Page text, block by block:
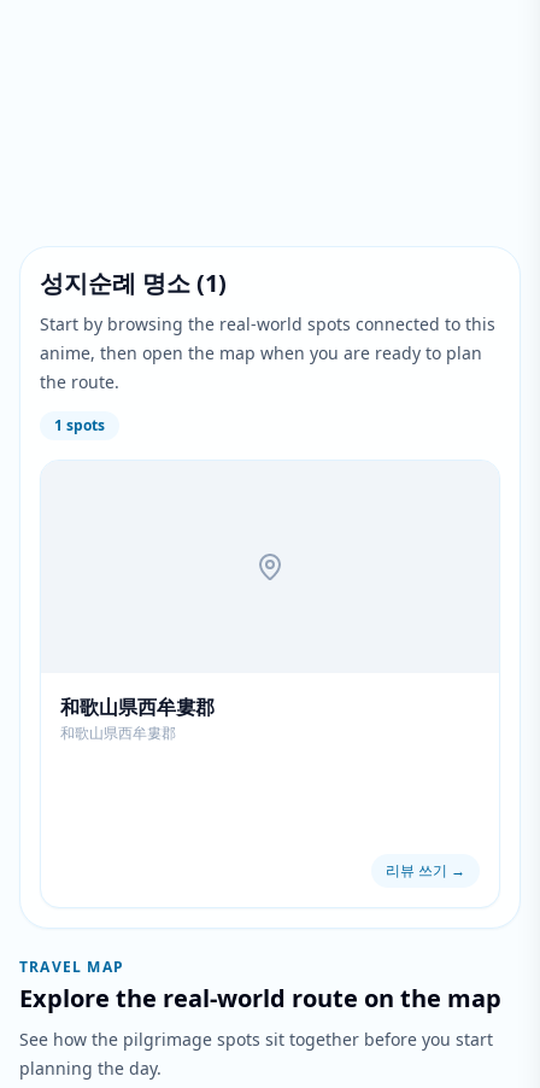
성지순례 명소(1)
Start by browsing the real-world spots connected to this
anime, then open the map when you are ready to plan
the route.
1 spots
和歌山県西牟婁郡
和歌山県西牟婁郡
리뷰 쓰기 →
TRAVEL MAP
Explore the real-world route on the map
See how the pilgrimage spots sit together before you start
planning the day.